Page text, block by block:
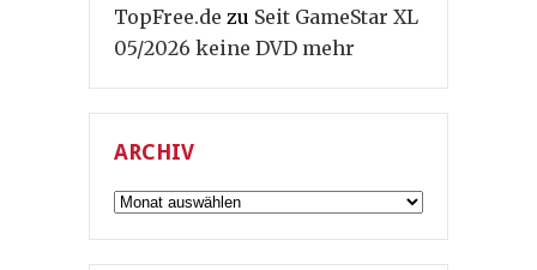
TopFree.de zu Seit GameStar XL
05/2026 keine DVD mehr
ARCHIV
Archiv